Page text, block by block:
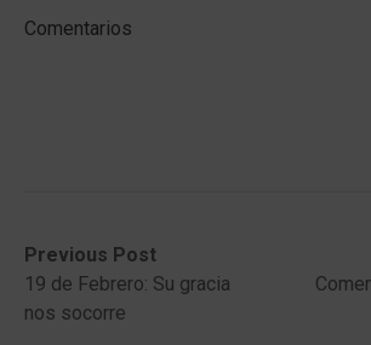
Comentarios
Post
navigation
Previous Post
Previous
post:19 de Febrero: Su gracia
nos socorre
Next
post: